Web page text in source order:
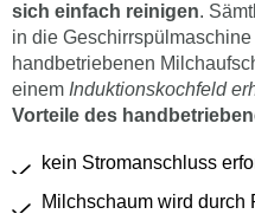
sich einfach reinigen.
in die
handbetriebenen
einem Induktionskochfeld
Vorteile des
kein Stromanschluss
Milchschaum wird durch